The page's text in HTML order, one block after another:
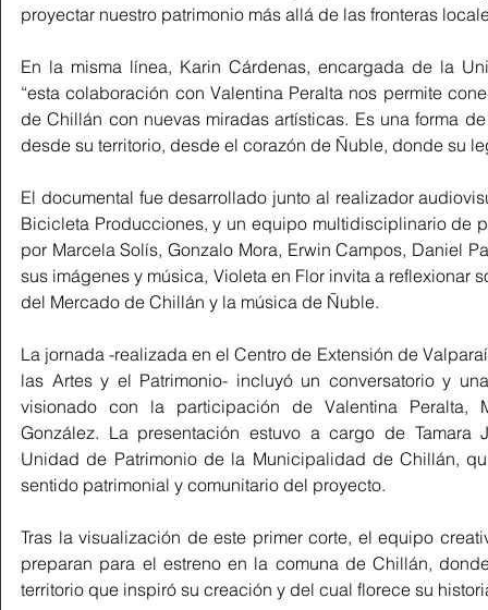
proyectar nuestro patrimonio más allá de las fronteras
En la misma línea, Karin Cárdenas, encargada de la
“esta colaboración con Valentina Peralta nos permite
de Chillán con nuevas miradas artísticas. Es una forma
desde su territorio, desde el corazón de Ñuble, donde su
El documental fue desarrollado junto al realizador
Bicicleta Producciones, y un equipo multidisciplinario de
por Marcela Solís, Gonzalo Mora, Erwin Campos, Daniel
sus imágenes y música, Violeta en Flor invita a reflexionar
del Mercado de Chillán y la música de Ñuble.
La jornada -realizada en el Centro de Extensión de
las Artes y el Patrimonio- incluyó un conversatorio y
visionado con la participación de Valentina Peralta,
González. La presentación estuvo a cargo de Tamara
Unidad de Patrimonio de la Municipalidad de Chillán,
sentido patrimonial y comunitario del proyecto.
Tras la visualización de este primer corte, el equipo
preparan para el estreno en la comuna de Chillán,
territorio que inspiró su creación y del cual florece su